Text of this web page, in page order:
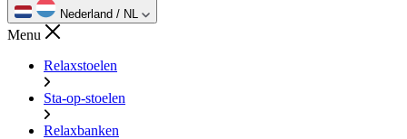
Nederland / NL
Menu
Relaxstoelen
Sta-op-stoelen
Relaxbanken